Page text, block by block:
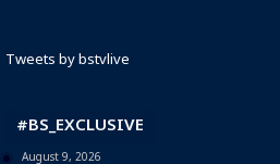
Tweets by bstvlive
#BS_EXCLUSIVE
August 9, 2026